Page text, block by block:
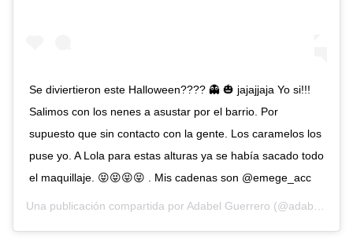
Se diviertieron este Halloween???? 👻 🎃 jajajjaja Yo si!!!
Salimos con los nenes a asustar por el barrio. Por
supuesto que sin contacto con la gente. Los caramelos los
puse yo. A Lola para estas alturas ya se había sacado todo
el maquillaje. 😝😝😝😝 . Mis cadenas son @emege_acc
Una publicación compartida por Adabel Guerrero (@adabelguerrero) el